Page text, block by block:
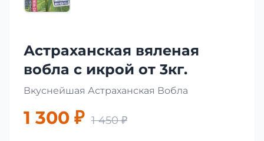
Астраханская вяленая
вобла с икрой от 3кг.
Вкуснейшая Астраханская Вобла
1 300 ₽ 1 450 ₽